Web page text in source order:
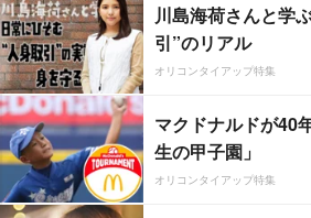
川島海荷さんと学
引”のリアル
オリコンタイアップ特集
マクドナルドが40
生の甲子園」
オリコンタイアップ特集